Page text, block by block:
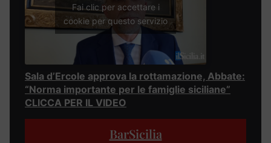
Fai clic per accettare i
cookie per questo servizio
Sala d’Ercole approva la rottamazione, Abbate:
“Norma importante per le famiglie siciliane”
CLICCA PER IL VIDEO
BarSicilia